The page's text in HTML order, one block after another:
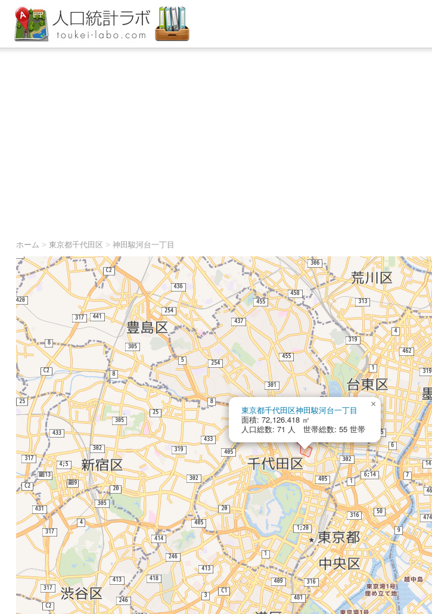
ホーム > 東京都千代田区 > 神田駿河台一丁目
東京都千代田区神田駿河台一丁目
面積: 72,126.418 ㎡
人口総数: 71 人 世帯総数: 55 世帯
×